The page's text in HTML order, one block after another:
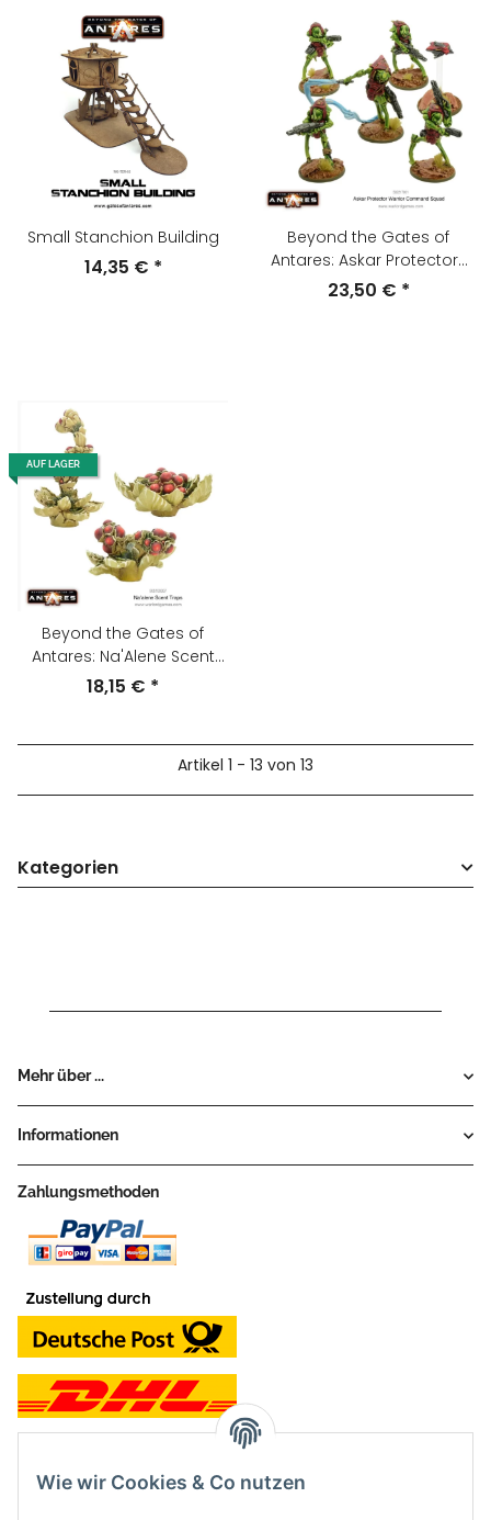
Small Stanchion Building
14,35 € *
Beyond the Gates of
Antares: Askar Protector-
Warrior Command Squad
23,50 € *
AUF LAGER
Beyond the Gates of
Antares: Na'Alene Scent
Traps
18,15 € *
Artikel 1 - 13 von 13
Kategorien
Mehr über ...
Informationen
Zahlungsmethoden
Wie wir Cookies & Co nutzen